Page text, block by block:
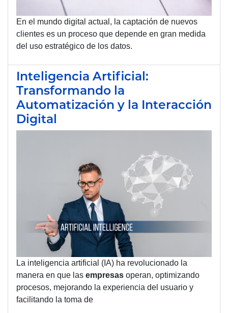
En el mundo digital actual, la captación de nuevos
clientes es un proceso que depende en gran medida
del uso estratégico de los datos.
Inteligencia Artificial:
Transformando la
Automatización y la Interacción
Digital
La inteligencia artificial (IA) ha revolucionado la
manera en que las empresas operan, optimizando
procesos, mejorando la experiencia del usuario y
facilitando la toma de